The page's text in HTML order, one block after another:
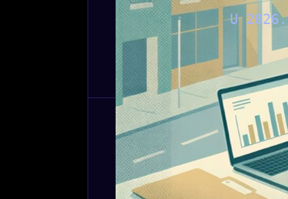
U
Piši kao da te netko
Zamisli da tvoj LinkedIn profil i